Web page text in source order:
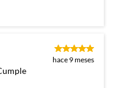
hace 9 meses